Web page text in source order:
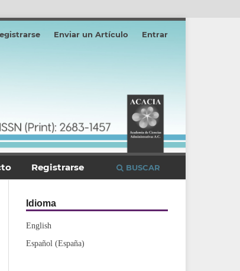
Registrarse BUSCAR
Enviar un Artículo Entrar
Idioma
English
Español (España)